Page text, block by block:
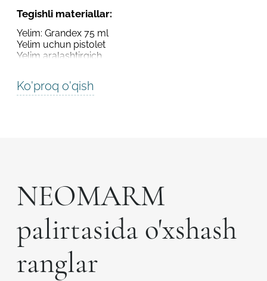
Tegishli materiallar:
Yelim: Grandex 75 ml
Yelim uchun pistolet
Yelim aralashtirgich
Ko'proq o'qish
NEOMARM
palirtasida o'xshash
ranglar